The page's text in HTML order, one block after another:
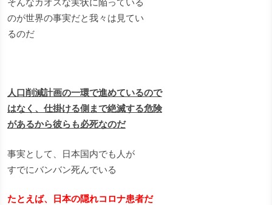
のが世界の事実だと我々は見てい
るのだ
人口削減計画の一環で進めているので
はなく、仕掛ける側まで絶滅する危険
があるから彼らも必死なのだ
事実として、日本国内でも人が
すでにバンバン死んでいる
たとえば、日本の隠れコロナ患者だ